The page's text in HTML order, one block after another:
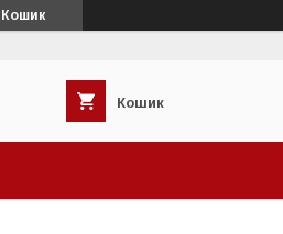
Кошик
Кошик